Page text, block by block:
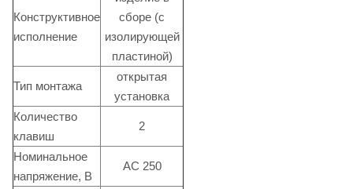
Конструктивное
исполнение
сборе (с
изолирующей
пластиной)
Тип монтажа
открытая
установка
Количество
клавиш
2
Номинальное
напряжение, В
АС 250